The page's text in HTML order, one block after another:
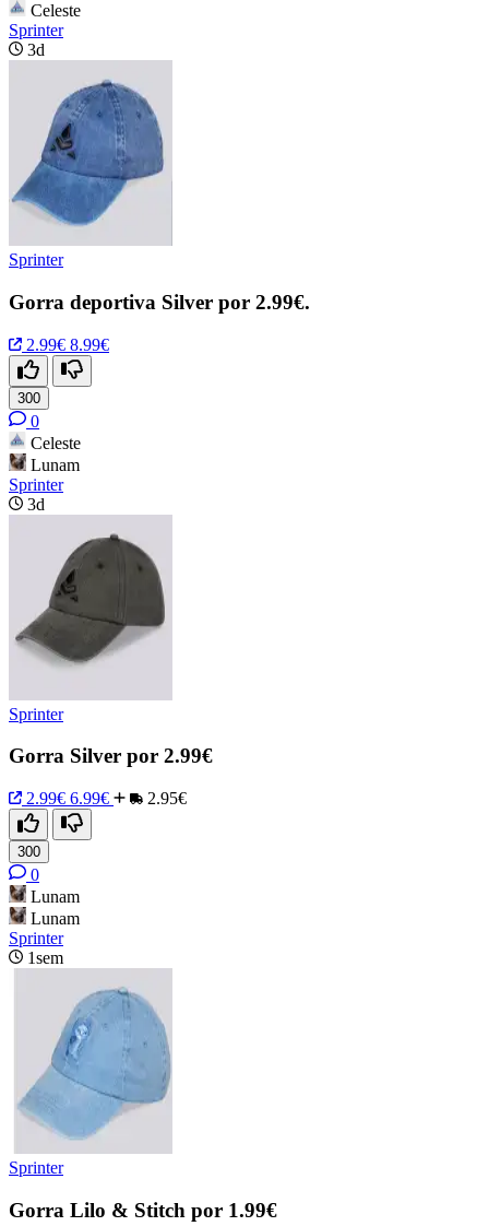
Celeste
Sprinter
3d
Sprinter
Gorra deportiva Silver por 2.99€.
2.99€ 8.99€
300
0
Celeste
Lunam
Sprinter
3d
Sprinter
Gorra Silver por 2.99€
2.99€ 6.99€ 2.95€
300
0
Lunam
Lunam
Sprinter
1sem
Sprinter
Gorra Lilo & Stitch por 1.99€